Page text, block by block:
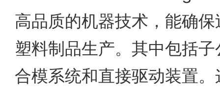
高品质的机器技术，能确
塑料制品生产。其中包括
合模系统和直接驱动装置